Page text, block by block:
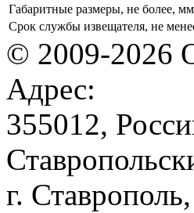
Габаритные размеры, не более, мм
Срок службы извещателя, не
© 2009-2026
Адрес:
355012,
г.